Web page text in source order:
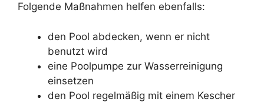
Folgende Maßnahmen helfen ebenfalls:
den Pool abdecken, wenn er nicht
benutzt wird
eine Poolpumpe zur Wasserreinigung
einsetzen
den Pool regelmäßig mit einem Kescher